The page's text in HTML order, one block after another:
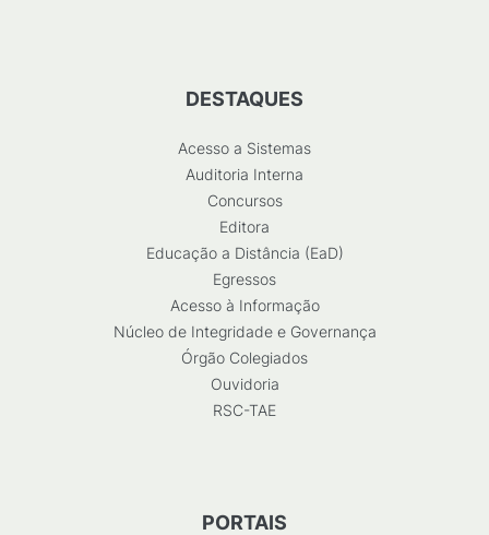
DESTAQUES
Acesso a Sistemas
Auditoria Interna
Concursos
Editora
Educação a Distância (EaD)
Egressos
Acesso à Informação
Núcleo de Integridade e Governança
Órgão Colegiados
Ouvidoria
RSC-TAE
PORTAIS